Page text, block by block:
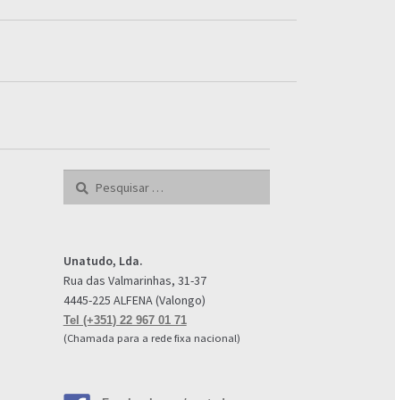
Pesquisar
Unatudo, Lda.
Rua das Valmarinhas, 31-37
4445-225 ALFENA (Valongo)
Tel (+351) 22 967 01 71
(Chamada para a rede fixa nacional)